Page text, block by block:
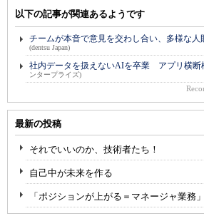
以下の記事が関連あるようです
チームが本音で意見を交わし合い、多様な人
(dentsu Japan)
社内データを扱えないAIを卒業 アプリ横断
ンタープライズ)
最新の投稿
それでいいのか、技術者たち！
自己中が未来を作る
「ポジションが上がる＝マネージャ業務